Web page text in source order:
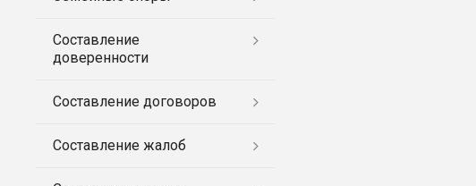
Составление
доверенности
Составление договоров
Составление жалоб